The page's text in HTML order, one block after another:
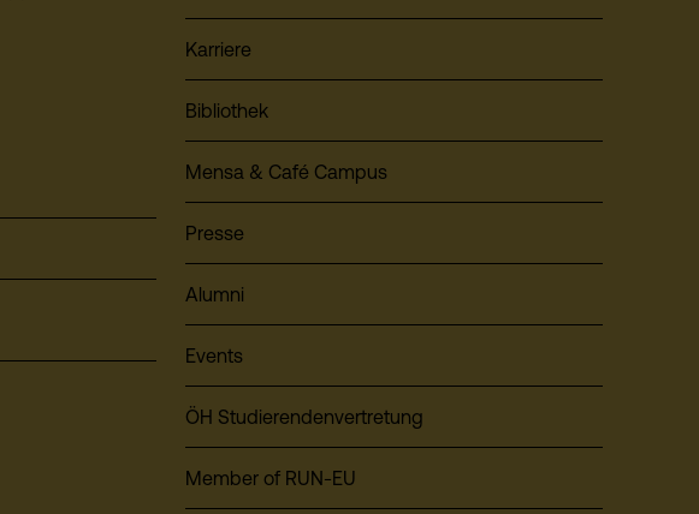
Karriere
Bibliothek
Mensa & Café Campus
Presse
Alumni
Events
ÖH Studierendenvertretung
Member of RUN-EU